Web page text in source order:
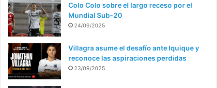
Colo Colo sobre el largo receso por el
Mundial Sub-20
24/09/2025
Villagra asume el desafío ante Iquique y
reconoce las aspiraciones perdidas
23/09/2025